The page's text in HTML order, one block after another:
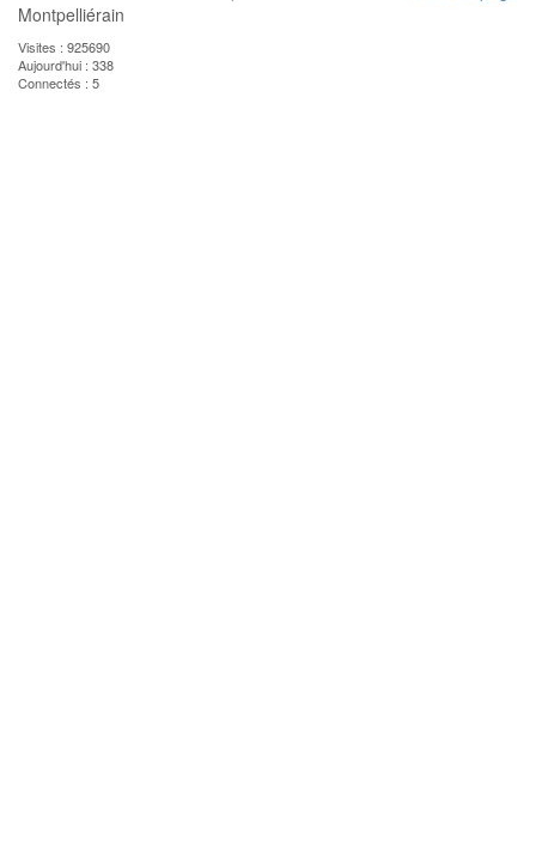
Montpelliérain
Visites : 925690
Aujourd'hui : 338
Connectés : 5